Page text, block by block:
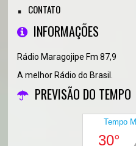
CONTATO
INFORMAÇÕES
Rádio Maragojipe Fm 87,9
A melhor Rádio do Brasil.
PREVISÃO DO TEMPO